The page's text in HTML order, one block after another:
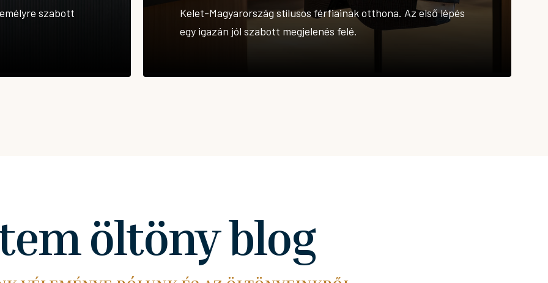
szabott
Kelet-Magyarország stílusos férfiainak otthona. Az első lépés
egy igazán jól szabott megjelenés felé.
öltöny blog